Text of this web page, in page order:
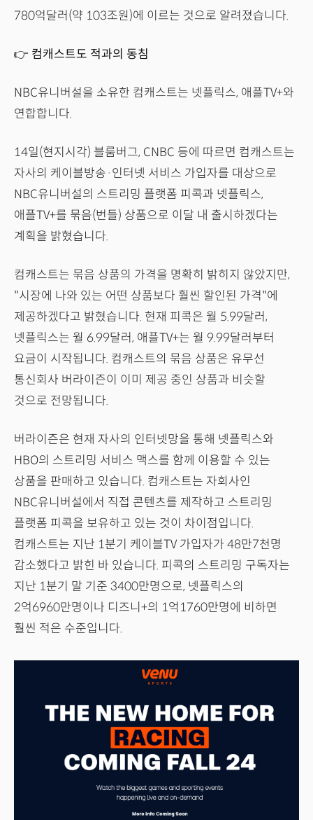
780억달러(약 103조원)에 이르는 것으로 알려졌습니다.
👉 컴캐스트도 적과의 동침
NBC유니버설을 소유한 컴캐스트는 넷플릭스, 애플TV+와
연합합니다.
14일(현지시각) 블룸버그, CNBC 등에 따르면 컴캐스트는
자사의 케이블방송·인터넷 서비스 가입자를 대상으로
NBC유니버설의 스트리밍 플랫폼 피콕과 넷플릭스,
애플TV+를 묶음(번들) 상품으로 이달 내 출시하겠다는
계획을 밝혔습니다.
컴캐스트는 묶음 상품의 가격을 명확히 밝히지 않았지만,
"시장에 나와 있는 어떤 상품보다 훨씬 할인된 가격"에
제공하겠다고 밝혔습니다. 현재 피콕은 월 5.99달러,
넷플릭스는 월 6.99달러, 애플TV+는 월 9.99달러부터
요금이 시작됩니다. 컴캐스트의 묶음 상품은 유무선
통신회사 버라이즌이 이미 제공 중인 상품과 비슷할
것으로 전망됩니다.
버라이즌은 현재 자사의 인터넷망을 통해 넷플릭스와
HBO의 스트리밍 서비스 맥스를 함께 이용할 수 있는
상품을 판매하고 있습니다. 컴캐스트는 자회사인
NBC유니버설에서 직접 콘텐츠를 제작하고 스트리밍
플랫폼 피콕을 보유하고 있는 것이 차이점입니다.
컴캐스트는 지난 1분기 케이블TV 가입자가 48만7천명
감소했다고 밝힌 바 있습니다. 피콕의 스트리밍 구독자는
지난 1분기 말 기준 3400만명으로, 넷플릭스의
2억6960만명이나 디즈니+의 1억1760만명에 비하면
훨씬 적은 수준입니다.